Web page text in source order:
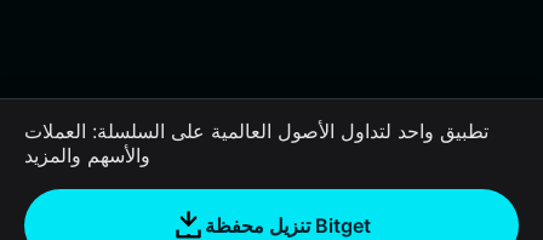
تطبيق واحد لتداول الأصول العالمية على السلسلة: العملات
والأسهم والمزيد
تنزيل محفظة Bitget